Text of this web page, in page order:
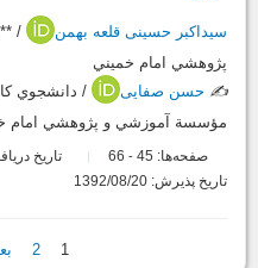
سیداکبر حسینی قلعه بهمن
/
پژوهشي امام خميني
✍️ حسن صفایی
/ دانشجوي
مؤسسة آموزشي و پژوهشي امام
صفحه‌ها: 45
-
تاریخ دریافت:
تاریخ پذیرش: 1392/08/20
1
2